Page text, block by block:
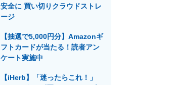
建設×テクノロジーの最前線
安全に 買い切りクラウドストレ
ージ
【抽選で5,000円分】Amazonギ
フトカードが当たる！読者アン
ケート実施中
【iHerb】「迷ったらこれ！」